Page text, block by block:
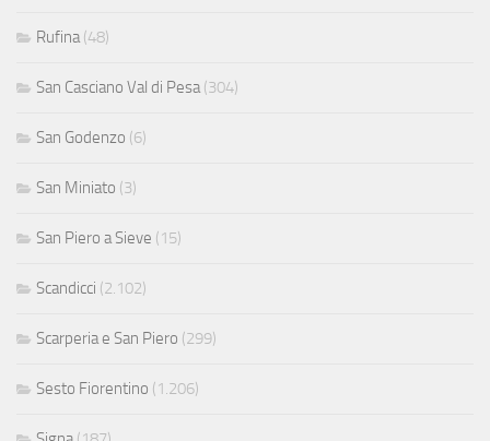
Rufina(48)
San Casciano Val di Pesa(304)
San Godenzo (6)
San Miniato (3)
San Piero a Sieve (15)
Scandicci (2.102)
Scarperia e San Piero (299)
Sesto Fiorentino (1.206)